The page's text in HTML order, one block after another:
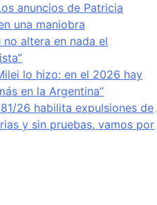
anuncios de Patricia
una maniobra
altera en nada el
lo hizo: en el 2026 hay
en la Argentina”
26 habilita expulsiones de
y sin pruebas, vamos por